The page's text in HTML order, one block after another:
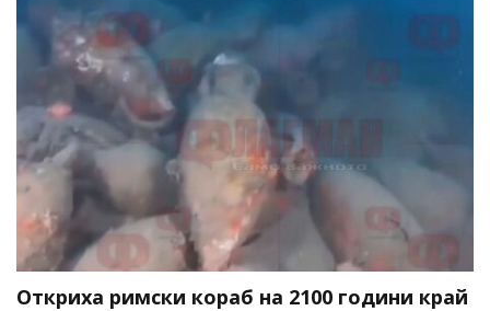
Откриха римски кораб на 2100 години край